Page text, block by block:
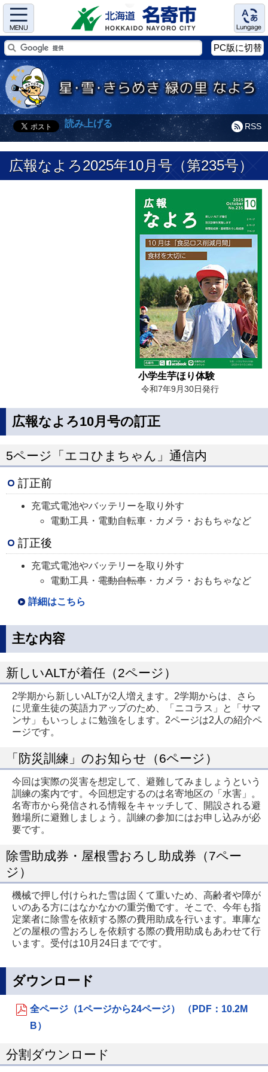
Menu Language
PC版に切替
RSS
読み上げる
広報なよろ2025年10月号（第235号）
小学生芋ほり体験
令和7年9月30日発行
広報なよろ10月号の訂正
5ページ「エコひまちゃん」通信内
訂正前
充電式電池やバッテリーを取り外す
電動工具・電動自転車・カメラ・おもちゃなど
訂正後
充電式電池やバッテリーを取り外す
電動工具・ 電動自転車 ・カメラ・おもちゃなど
詳細はこちら
主な内容
新しいALTが着任（2ページ）
2学期から新しいALTが2人増えます。2学期からは、さら
に児童生徒の英語力アップのため、「ニコラス」と「サマ
ンサ」もいっしょに勉強をします。2ページは2人の紹介ペ
ージです。
「防災訓練」のお知らせ（6ページ）
今回は実際の災害を想定して、避難してみましょうという
訓練の案内です。今回想定するのは名寄地区の「水害」。
名寄市から発信される情報をキャッチして、開設される避
難場所に避難しましょう。訓練の参加にはお申し込みが必
要です。
除雪助成券・屋根雪おろし助成券（7ペー
ジ）
機械で押し付けられた雪は固くて重いため、高齢者や障が
いのある方にはなかなかの重労働です。そこで、今年も指
定業者に除雪を依頼する際の費用助成を行います。車庫な
どの屋根の雪おろしを依頼する際の費用助成もあわせて行
います。受付は10月24日までです。
ダウンロード
全ページ（1ページから24ページ） （PDF：10.2M
B）
分割ダウンロード